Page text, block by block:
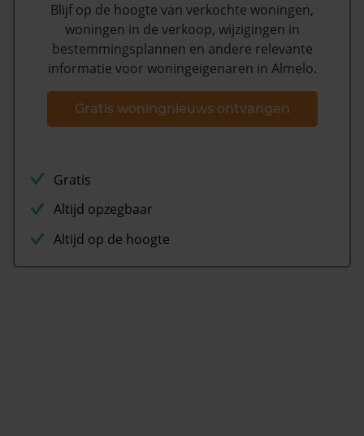
Blijf op de hoogte van verkochte woningen,
woningen in de verkoop, wijzigingen in
bestemmingsplannen en andere relevante
informatie voor woningeigenaren in Almelo.
Gratis woningnieuws ontvangen
Gratis
Altijd opzegbaar
Altijd op de hoogte